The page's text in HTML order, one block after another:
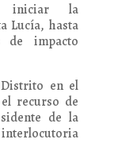
iniciar la
Lucía, hasta
impacto
en el
recurso de
de la